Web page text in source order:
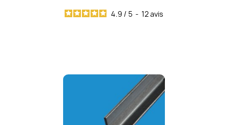
4.9 / 5 - 12avis